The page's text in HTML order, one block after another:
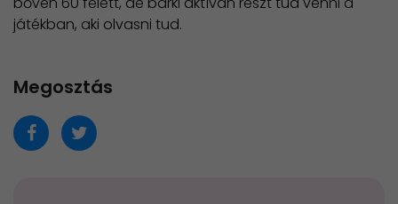
játékban, aki olvasni tud.
Megosztás